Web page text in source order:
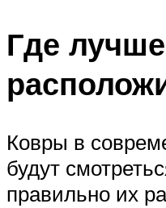
Где лучше
Ковры в
будут
правильно их